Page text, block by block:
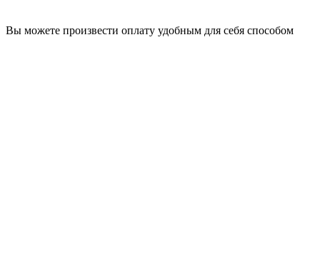
Вы можете произвести оплату удобным для себя способом